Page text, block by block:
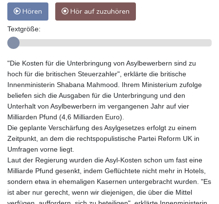
Hören Hör auf zuzuhören
Textgröße:
"Die Kosten für die Unterbringung von Asylbewerbern sind zu
hoch für die britischen Steuerzahler", erklärte die britische
Innenministerin Shabana Mahmood. Ihrem Ministerium zufolge
beliefen sich die Ausgaben für die Unterbringung und den
Unterhalt von Asylbewerbern im vergangenen Jahr auf vier
Milliarden Pfund (4,6 Milliarden Euro).
Die geplante Verschärfung des Asylgesetzes erfolgt zu einem
Zeitpunkt, an dem die rechtspopulistische Partei Reform UK in
Umfragen vorne liegt.
Laut der Regierung wurden die Asyl-Kosten schon um fast eine
Milliarde Pfund gesenkt, indem Geflüchtete nicht mehr in Hotels,
sondern etwa in ehemaligen Kasernen untergebracht wurden. "Es
ist aber nur gerecht, wenn wir diejenigen, die über die Mittel